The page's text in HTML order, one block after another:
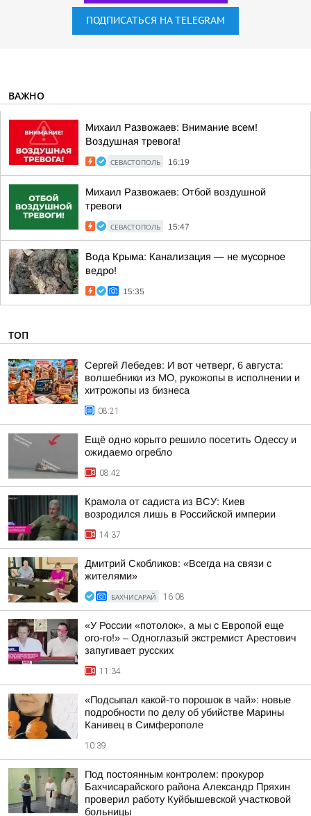
ПОДПИСАТЬСЯ НА TELEGRAM
ВАЖНО
Михаил Развожаев: Внимание всем!
Воздушная тревога!
СЕВАСТОПОЛЬ 16:19
Михаил Развожаев: Отбой воздушной
тревоги
СЕВАСТОПОЛЬ 15:47
Вода Крыма: Канализация — не мусорное
ведро!
15:35
ТОП
Сергей Лебедев: И вот четверг, 6 августа:
волшебники из МО, рукожопы в исполнении и
хитрожопы из бизнеса
08:21
Ещё одно корыто решило посетить Одессу и
ожидаемо огребло
08:42
Крамола от садиста из ВСУ: Киев
возродился лишь в Российской империи
14:37
Дмитрий Скобликов: «Всегда на связи с
жителями»
БАХЧИСАРАЙ 16:08
«У России «потолок», а мы с Европой еще
ого-го!» – Одноглазый экстремист Арестович
запугивает русских
11:34
«Подсыпал какой-то порошок в чай»: новые
подробности по делу об убийстве Марины
Канивец в Симферополе
10:39
Под постоянным контролем: прокурор
Бахчисарайского района Александр Пряхин
проверил работу Куйбышевской участковой
больницы